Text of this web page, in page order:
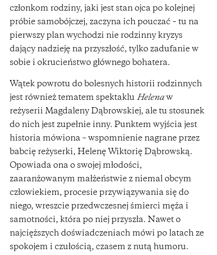
członkom rodziny, jaki jest stan ojca po kolejnej
próbie samobójczej, zaczyna ich pouczać – tu na
pierwszy plan wychodzi nie rodzinny kryzys
dający nadzieję na przyszłość, tylko zadufanie w
sobie i okrucieństwo głównego bohatera.
Wątek powrotu do bolesnych historii rodzinnych
jest również tematem spektaklu Helenaw
reżyserii Magdaleny Dąbrowskiej, ale tu stosunek
do nich jest zupełnie inny. Punktem wyjścia jest
historia mówiona – wspomnienie nagrane przez
babcię reżyserki, Helenę Wiktorię Dąbrowską.
Opowiada ona o swojej młodości,
zaaranżowanym małżeństwie z niemal obcym
człowiekiem, procesie przywiązywania się do
niego, wreszcie przedwczesnej śmierci męża i
samotności, która po niej przyszła. Nawet o
najcięższych doświadczeniach mówi po latach ze
spokojem i czułością, czasem z nutą humoru.